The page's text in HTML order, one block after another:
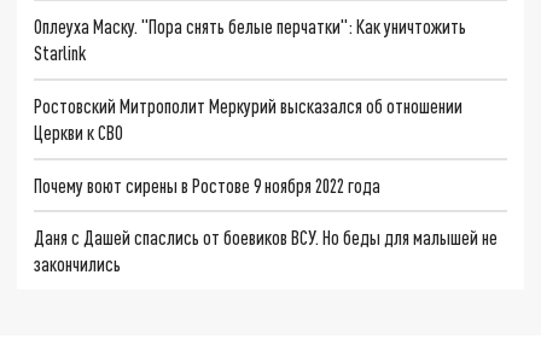
Оплеуха Маску. "Пора снять белые перчатки": Как уничтожить
Starlink
Ростовский Митрополит Меркурий высказался об отношении
Церкви к СВО
Почему воют сирены в Ростове 9 ноября 2022 года
Даня с Дашей спаслись от боевиков ВСУ. Но беды для малышей не
закончились